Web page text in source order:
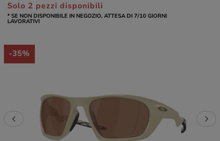
Solo 2 pezzi disponibili
* SE NON DISPONIBILE IN NEGOZIO, ATTESA DI 7/10 GIORNI
LAVORATIVI
-35%